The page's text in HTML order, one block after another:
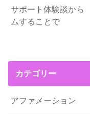
サポート体験談から
ムすることで
カテゴリー
アファメーション